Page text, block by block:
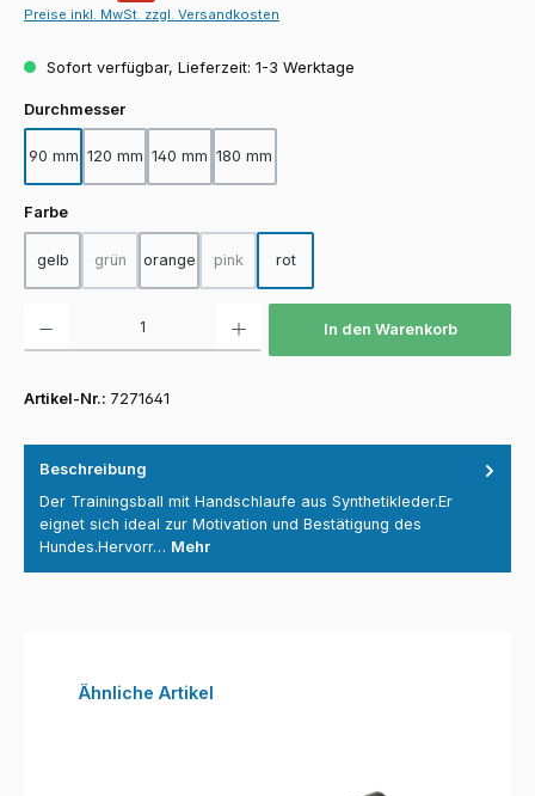
Preise inkl. MwSt. zzgl. Versandkosten
Sofort verfügbar, Lieferzeit: 1-3 Werktage
Durchmesserauswählen
90 mm 120 mm 140 mm 180 mm
Farbeauswählen
gelb grün
(Diese Option ist zurzeit nicht verfügbar.)
orange pink
(Diese Option ist zurzeit nicht verfügbar.)
rot
In den Warenkorb
Artikel-Nr.: 7271641
Beschreibung
Der Trainingsball mit Handschlaufe aus Synthetikleder.Er
eignet sich ideal zur Motivation und Bestätigung des
Hundes.Hervorr… Mehr
Produktgalerie überspringen
Ähnliche Artikel